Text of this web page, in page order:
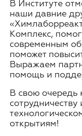
В Институте
наши давние
Комплекс,
современным
поможет
Выражаем
помощь и
В свою очередь
открытиям!